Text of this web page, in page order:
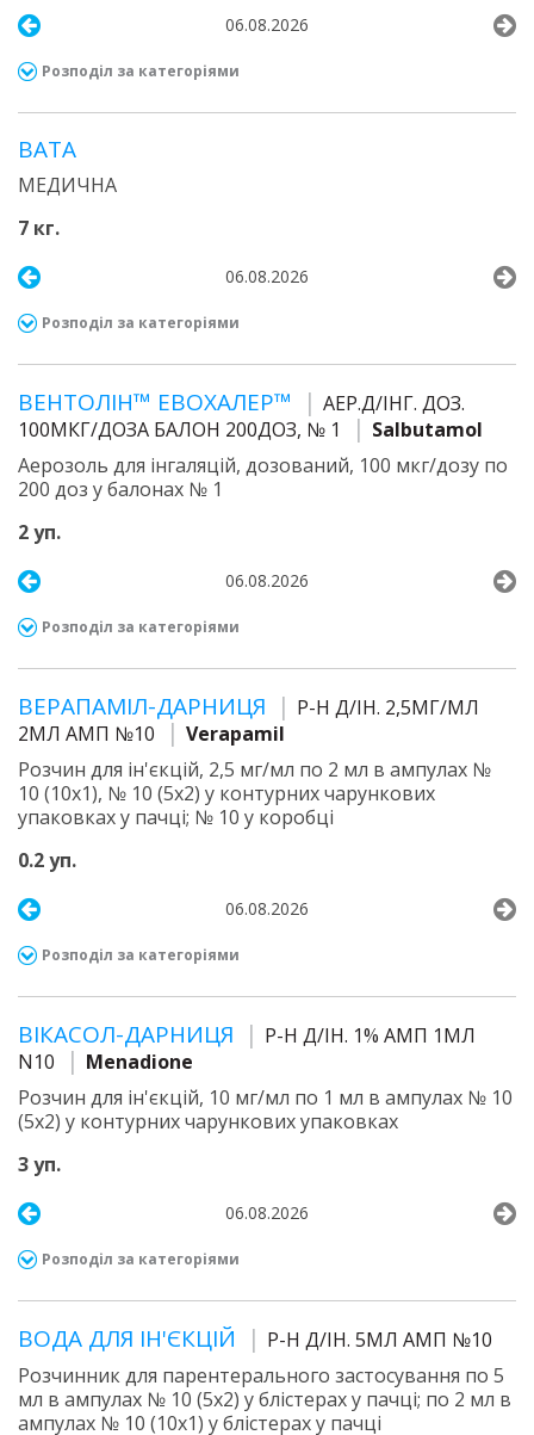
06.08.2026
Розподіл за категоріями
ВАТА
МЕДИЧНА
7 кг.
06.08.2026
Розподіл за категоріями
ВЕНТОЛІН™ ЕВОХАЛЕР™
АЕР.Д/ІНГ. ДОЗ.
100МКГ/ДОЗА БАЛОН 200ДОЗ, № 1
Salbutamol
Аерозоль для інгаляцій, дозований, 100 мкг/дозу по
200 доз у балонах № 1
2 уп.
06.08.2026
Розподіл за категоріями
ВЕРАПАМІЛ-ДАРНИЦЯ
Р-Н Д/ІН. 2,5МГ/МЛ
2МЛ АМП №10
Verapamil
Розчин для ін'єкцій, 2,5 мг/мл по 2 мл в ампулах №
10 (10х1), № 10 (5х2) у контурних чарункових
упаковках у пачці; № 10 у коробці
0.2 уп.
06.08.2026
Розподіл за категоріями
ВІКАСОЛ-ДАРНИЦЯ
Р-Н Д/ІН. 1% АМП 1МЛ
N10
Menadione
Розчин для ін'єкцій, 10 мг/мл по 1 мл в ампулах № 10
(5х2) у контурних чарункових упаковках
3 уп.
06.08.2026
Розподіл за категоріями
ВОДА ДЛЯ ІН'ЄКЦІЙ
Р-Н Д/ІН. 5МЛ АМП №10
Розчинник для парентерального застосування по 5
мл в ампулах № 10 (5х2) у блістерах у пачці; по 2 мл в
ампулах № 10 (10х1) у блістерах у пачці